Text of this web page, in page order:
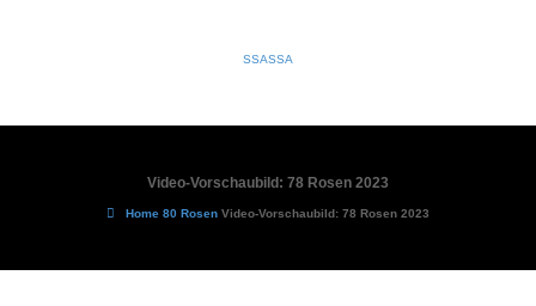
SSASSA
Video-Vorschaubild: 78 Rosen 2023
Home 80 Rosen Video-Vorschaubild: 78 Rosen 2023